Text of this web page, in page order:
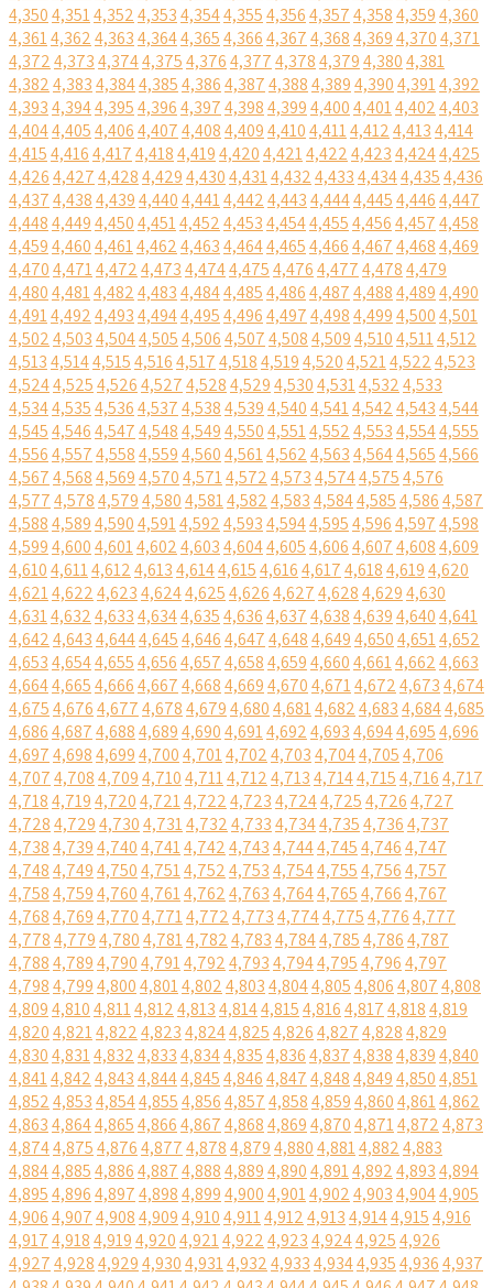
4,3504,3514,3524,3534,3544,3554,3564,3574,3584,3594,360
4,3614,3624,3634,3644,3654,3664,3674,3684,3694,3704,371
4,3724,3734,3744,3754,3764,3774,3784,3794,3804,381
4,3824,3834,3844,3854,3864,3874,3884,3894,3904,3914,392
4,3934,3944,3954,3964,3974,3984,3994,4004,4014,4024,403
4,4044,4054,4064,4074,4084,4094,4104,4114,4124,4134,414
4,4154,4164,4174,4184,4194,4204,4214,4224,4234,4244,425
4,4264,4274,4284,4294,4304,4314,4324,4334,4344,4354,436
4,4374,4384,4394,4404,4414,4424,4434,4444,4454,4464,447
4,4484,4494,4504,4514,4524,4534,4544,4554,4564,4574,458
4,4594,4604,4614,4624,4634,4644,4654,4664,4674,4684,469
4,4704,4714,4724,4734,4744,4754,4764,4774,4784,479
4,4804,4814,4824,4834,4844,4854,4864,4874,4884,4894,490
4,4914,4924,4934,4944,4954,4964,4974,4984,4994,5004,501
4,5024,5034,5044,5054,5064,5074,5084,5094,5104,5114,512
4,5134,5144,5154,5164,5174,5184,5194,5204,5214,5224,523
4,5244,5254,5264,5274,5284,5294,5304,5314,5324,533
4,5344,5354,5364,5374,5384,5394,5404,5414,5424,5434,544
4,5454,5464,5474,5484,5494,5504,5514,5524,5534,5544,555
4,5564,5574,5584,5594,5604,5614,5624,5634,5644,5654,566
4,5674,5684,5694,5704,5714,5724,5734,5744,5754,576
4,5774,5784,5794,5804,5814,5824,5834,5844,5854,5864,587
4,5884,5894,5904,5914,5924,5934,5944,5954,5964,5974,598
4,5994,6004,6014,6024,6034,6044,6054,6064,6074,6084,609
4,6104,6114,6124,6134,6144,6154,6164,6174,6184,6194,620
4,6214,6224,6234,6244,6254,6264,6274,6284,6294,630
4,6314,6324,6334,6344,6354,6364,6374,6384,6394,6404,641
4,6424,6434,6444,6454,6464,6474,6484,6494,6504,6514,652
4,6534,6544,6554,6564,6574,6584,6594,6604,6614,6624,663
4,6644,6654,6664,6674,6684,6694,6704,6714,6724,6734,674
4,6754,6764,6774,6784,6794,6804,6814,6824,6834,6844,685
4,6864,6874,6884,6894,6904,6914,6924,6934,6944,6954,696
4,6974,6984,6994,7004,7014,7024,7034,7044,7054,706
4,7074,7084,7094,7104,7114,7124,7134,7144,7154,7164,717
4,7184,7194,7204,7214,7224,7234,7244,7254,7264,727
4,7284,7294,7304,7314,7324,7334,7344,7354,7364,737
4,7384,7394,7404,7414,7424,7434,7444,7454,7464,747
4,7484,7494,7504,7514,7524,7534,7544,7554,7564,757
4,7584,7594,7604,7614,7624,7634,7644,7654,7664,767
4,7684,7694,7704,7714,7724,7734,7744,7754,7764,777
4,7784,7794,7804,7814,7824,7834,7844,7854,7864,787
4,7884,7894,7904,7914,7924,7934,7944,7954,7964,797
4,7984,7994,8004,8014,8024,8034,8044,8054,8064,8074,808
4,8094,8104,8114,8124,8134,8144,8154,8164,8174,8184,819
4,8204,8214,8224,8234,8244,8254,8264,8274,8284,829
4,8304,8314,8324,8334,8344,8354,8364,8374,8384,8394,840
4,8414,8424,8434,8444,8454,8464,8474,8484,8494,8504,851
4,8524,8534,8544,8554,8564,8574,8584,8594,8604,8614,862
4,8634,8644,8654,8664,8674,8684,8694,8704,8714,8724,873
4,8744,8754,8764,8774,8784,8794,8804,8814,8824,883
4,8844,8854,8864,8874,8884,8894,8904,8914,8924,8934,894
4,8954,8964,8974,8984,8994,9004,9014,9024,9034,9044,905
4,9064,9074,9084,9094,9104,9114,9124,9134,9144,9154,916
4,9174,9184,9194,9204,9214,9224,9234,9244,9254,926
4,9274,9284,9294,9304,9314,9324,9334,9344,9354,9364,937